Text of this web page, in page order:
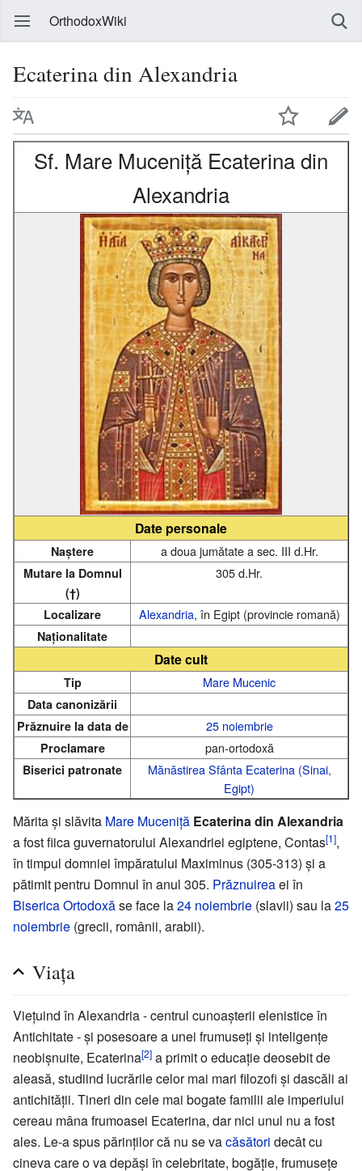
OrthodoxWiki
Ecaterina din Alexandria
Sf. Mare Muceniță Ecaterina din
Alexandria
Date personale
Naștere a doua jumătate a sec. III d.Hr.
Mutare la Domnul
(†)
305 d.Hr.
Localizare Alexandria, în Egipt (provincie romană)
Naționalitate
Date cult
Tip Mare Mucenic
Data canonizării
Prăznuire la data de
25 noiembrie
Proclamare pan-ortodoxă
Biserici patronate
Mănăstirea Sfânta Ecaterina (Sinai,
Egipt)
Mărita și slăvita Mare Muceniță Ecaterina din Alexandria
a fost fiica guvernatorului Alexandriei egiptene, Contas[1],
în timpul domniei împăratului Maximinus (305-313) și a
pătimit pentru Domnul în anul 305. Prăznuireaei în
Biserica Ortodoxăse face la24 noiembrie (slavii) sau la25
noiembrie (grecii, românii, arabii).
Viața
Viețuind în Alexandria - centrul cunoașterii elenistice în
Antichitate - și posesoare a unei frumuseți și inteligențe
neobișnuite, Ecaterina[2] a primit o educație deosebit de
aleasă, studiind lucrările celor mai mari filozofi și dascăli ai
antichității. Tineri din cele mai bogate familii ale imperiului
cereau mâna frumoasei Ecaterina, dar nici unul nu a fost
ales. Le-a spus părinților că nu se vacăsători decât cu
cineva care o va depăși în celebritate, bogăție, frumusețe